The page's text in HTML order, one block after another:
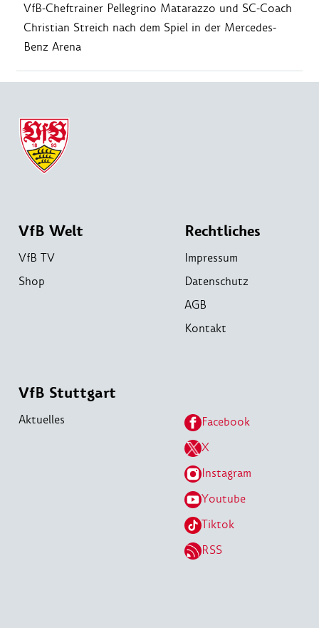
VfB-Cheftrainer Pellegrino Matarazzo und SC-Coach
Christian Streich nach dem Spiel in der Mercedes-
Benz Arena
VfB Welt
VfB TV
Shop
Rechtliches
Impressum
Datenschutz
AGB
Kontakt
VfB Stuttgart
Aktuelles
Facebook
X
Instagram
Youtube
Tiktok
RSS